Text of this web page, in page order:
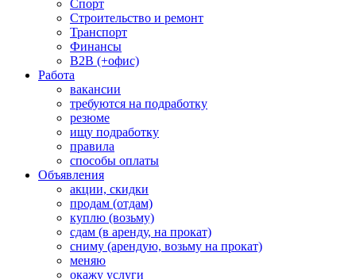
Спорт
Строительство и ремонт
Транспорт
Финансы
B2B (+офис)
Работа
вакансии
требуются на подработку
резюме
ищу подработку
правила
способы оплаты
Объявления
акции, скидки
продам (отдам)
куплю (возьму)
сдам (в аренду, на прокат)
сниму (арендую, возьму на прокат)
меняю
окажу услуги